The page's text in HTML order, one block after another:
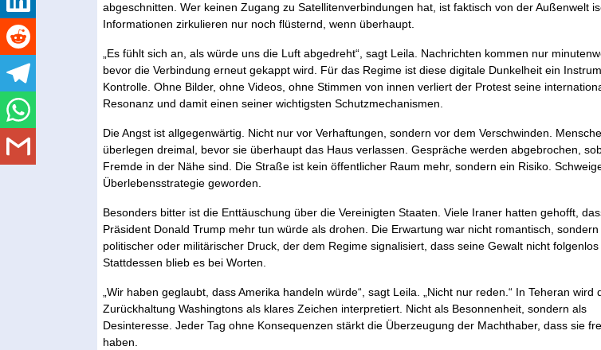
abgeschnitten. Wer keinen Zugang zu Satellitenverbindungen hat, ist faktisch von der Außenwelt
Informationen zirkulieren nur noch flüsternd, wenn überhaupt.
„Es fühlt sich an, als würde uns die Luft abgedreht“, sagt Leila. Nachrichten kommen nur
bevor die Verbindung erneut gekappt wird. Für das Regime ist diese digitale Dunkelheit ein
Kontrolle. Ohne Bilder, ohne Videos, ohne Stimmen von innen verliert der Protest seine
Resonanz und damit einen seiner wichtigsten Schutzmechanismen.
Die Angst ist allgegenwärtig. Nicht nur vor Verhaftungen, sondern vor dem Verschwinden.
überlegen dreimal, bevor sie überhaupt das Haus verlassen. Gespräche werden abgebrochen,
Fremde in der Nähe sind. Die Straße ist kein öffentlicher Raum mehr, sondern ein Risiko.
Überlebensstrategie geworden.
Besonders bitter ist die Enttäuschung über die Vereinigten Staaten. Viele Iraner hatten gehofft,
Präsident Donald Trump mehr tun würde als drohen. Die Erwartung war nicht romantisch,
politischer oder militärischer Druck, der dem Regime signalisiert, dass seine Gewalt nicht folgenlos
Stattdessen blieb es bei Worten.
„Wir haben geglaubt, dass Amerika handeln würde“, sagt Leila. „Nicht nur reden.“ In Teheran wird
Zurückhaltung Washingtons als klares Zeichen interpretiert. Nicht als Besonnenheit, sondern als
Desinteresse. Jeder Tag ohne Konsequenzen stärkt die Überzeugung der Machthaber, dass sie
haben.